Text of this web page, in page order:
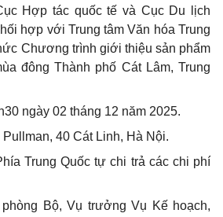
Hợp tác quốc tế và Cục Du lịch
hợp với Trung tâm Văn hóa Trung
Chương trình giới thiệu sản phẩm
đông Thành phố Cát Lâm, Trung
ngày 02 tháng 12 năm 2025.
40 Cát Linh, Hà Nội.
Trung Quốc tự chi trả các chi phí
Bộ, Vụ trưởng Vụ Kế hoạch,